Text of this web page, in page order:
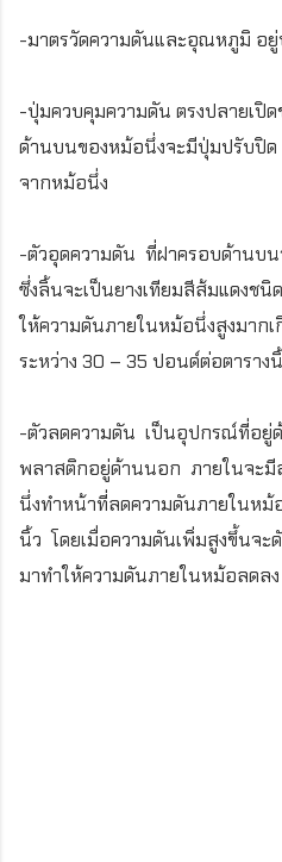
-มาตรวัดความดันและอุณหภูมิ อ
-ปุ่มควบคุมความดัน ตรงปลายเปิ
ด้านบนของหม้อนึ่งจะมีปุ่มปรับปิด
จากหม้อนึ่ง
-ตัวอุดความดัน ที่ฝาครอบด้านบ
ซึ่งลิ้นจะเป็นยางเทียมสีส้มแดงช
ให้ความดันภายในหม้อนึ่งสูงมาก
ระหว่าง 30 – 35 ปอนด์ต่อตาราง
-ตัวลดความดัน เป็นอุปกรณ์ที่อยู่
พลาสติกอยู่ด้านนอก ภายในจะมี
นึ่งทำหน้าที่ลดความดันภายในหม้
นิ้ว โดยเมื่อความดันเพิ่มสูงขึ้นจะ
มาทำให้ความดันภายในหม้อลดลง